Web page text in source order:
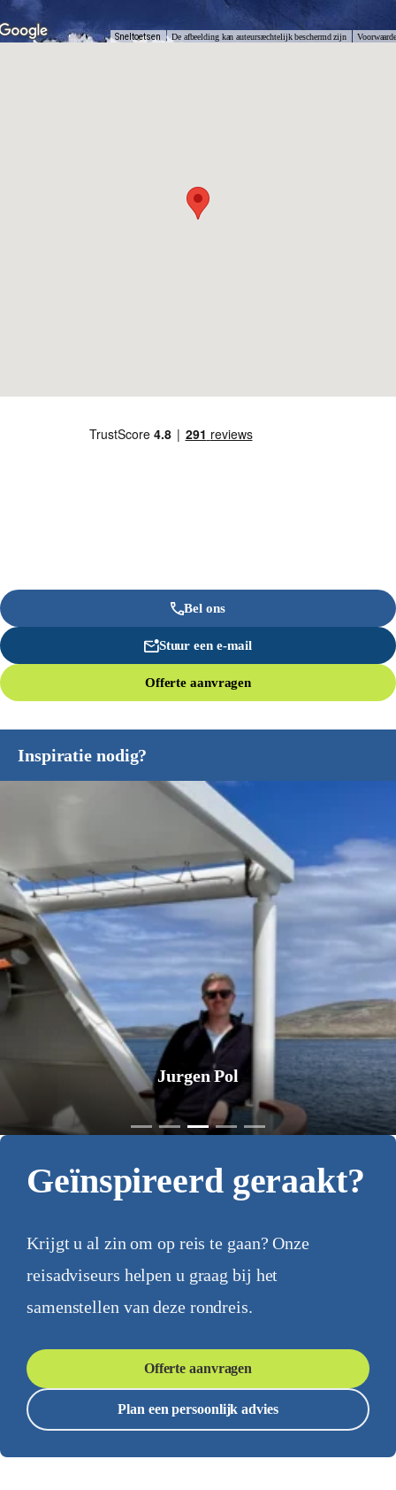
Sneltoetsen De afbeelding kan auteursrechtelijk beschermd zijn
Bel ons
Stuur een e-mail
Offerte aanvragen
Inspiratie nodig?
Jurgen Pol
Geïnspireerd geraakt?
Krijgt u al zin om op reis te gaan? Onze
reisadviseurs helpen u graag bij het
samenstellen van deze rondreis.
Offerte aanvragen
Plan een persoonlijk advies